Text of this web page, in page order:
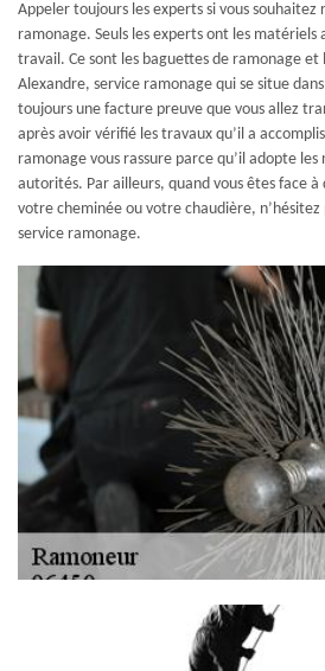
Appeler toujours les experts si vous souhaitez
ramonage. Seuls les experts ont les matériels
travail. Ce sont les baguettes de ramonage et
Alexandre, service ramonage qui se situe
toujours une facture preuve que vous allez
après avoir vérifié les travaux qu’il a
ramonage vous rassure parce qu’il adopte les
autorités. Par ailleurs, quand vous êtes face
votre cheminée ou votre chaudière,
service ramonage.